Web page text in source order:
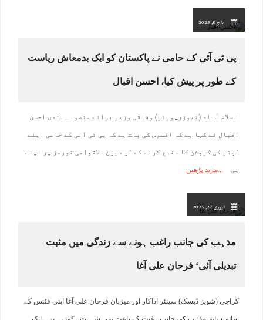
مارچ 8, 2025
پی ٹی آئی کے حامی نے پاکستان کو ایک بدمعاش ریاست
کے طور پر پیش کیا، احسن اقبال
ا سلام آباد (نیوزرپورٹر) وفاقی وزیر برائے منصوبہ بندی احسن
اقبال نے کہا ہے کہ افسوس کی بات ہے کہ پی ٹی آئی کے حامی اپنے
لیڈر کی کرپشن کا دفاع کرنے کے لیے بین الاقوامی فورمز پر اپنے
مزید پڑھیں
فروری 27, 2025
مذہب کی جانب راغب ہونے سے زندگی میں مثبت
تبدیلی آئی‘ فرحان علی آغا
کراچی (شوبز ڈیسک) سینئر اداکار اور میزبان فرحان علی آغا اپنی فٹنس کے